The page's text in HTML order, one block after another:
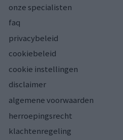
onze specialisten
faq
privacybeleid
cookiebeleid
cookie instellingen
disclaimer
algemene voorwaarden
herroepingsrecht
klachtenregeling